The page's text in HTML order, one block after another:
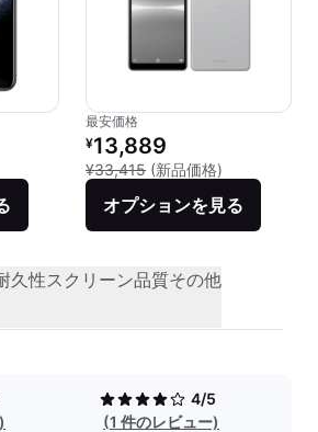
格：
品との比較：¥97,000
最安価格
リファービッシュ品の価格：
¥13,889
¥33,415 (新品価格)
オプションを見る
久性スクリーン品質その他
4/5
(1 件のレビュー)